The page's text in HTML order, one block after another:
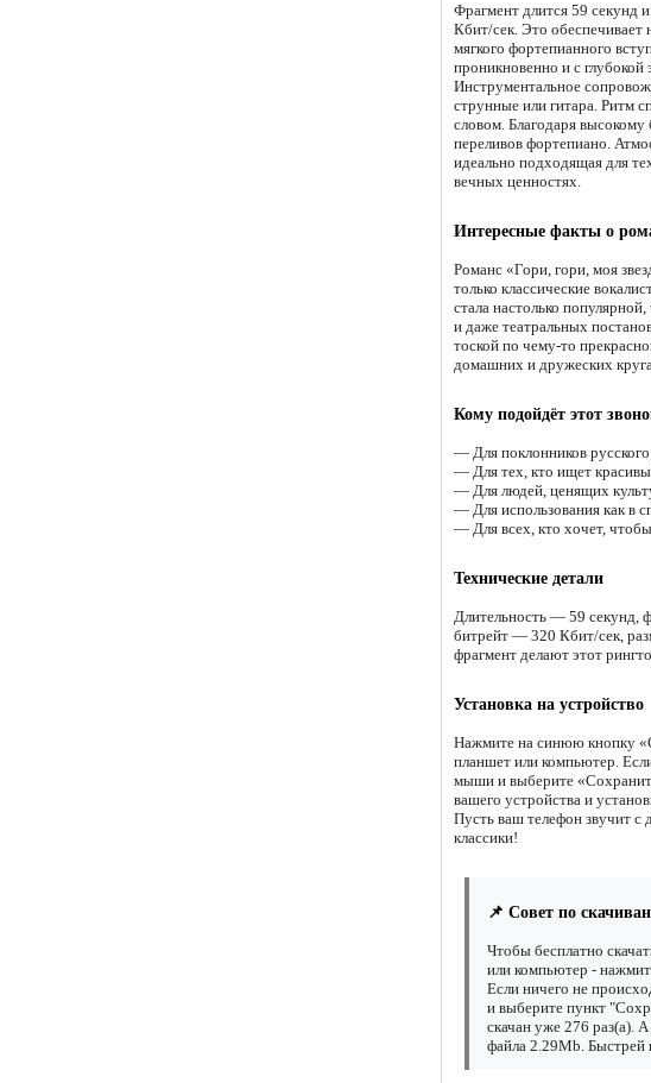
Фрагмент длится 59 секунд
Кбит/сек. Это обеспечивает
мягкого фортепианного
проникновенно и с глубокой
Инструментальное
струнные или гитара. Ритм
словом. Благодаря
переливов фортепиано.
идеально подходящая для
вечных ценностях.
Интересные факты о
Романс «Гори, гори, моя
только классические
стала настолько
и даже театральных
тоской по чему-то
домашних и дружеских
Кому подойдёт этот
— Для поклонников
— Для тех, кто ищет
— Для людей, ценящих
— Для использования как в
— Для всех, кто хочет,
Технические детали
Длительность — 59 секунд,
битрейт — 320 Кбит/сек,
фрагмент делают этот
Установка на устройство
Нажмите на синюю кнопку
планшет или компьютер.
мыши и выберите
вашего устройства и
Пусть ваш телефон звучит с
классики!
📌 Совет по
Чтобы бесплатно
или компьютер -
Если ничего не
и выберите пункт
скачан уже 276 раз(а).
файла 2.29Mb. Быстрей